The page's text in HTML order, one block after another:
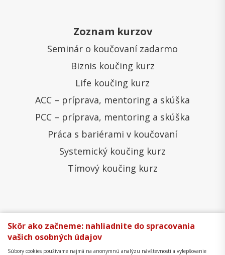
Zoznam kurzov
Seminár o koučovaní zadarmo
Biznis koučing kurz
Life koučing kurz
ACC – príprava, mentoring a skúška
PCC – príprava, mentoring a skúška
Práca s bariérami v koučovaní
Systemický koučing kurz
Tímový koučing kurz
Všeobecné obchodné podmienky
Správa cookies
Ochrana osobných údajov
Skôr ako začneme: nahliadnite do spracovania
vašich osobných údajov
Súbory cookies používame najmä na anonymnú analýzu návštevnosti a vylepšovanie